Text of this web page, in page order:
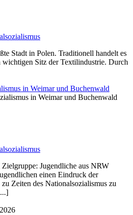
Stadt in Polen. Traditionell handelt es
wichtigen Sitz der Textilindustrie. Durch
in Weimar und Buchenwald
Jugendliche aus NRW
einen Eindruck der
Zeiten des Nationalsozialismus zu